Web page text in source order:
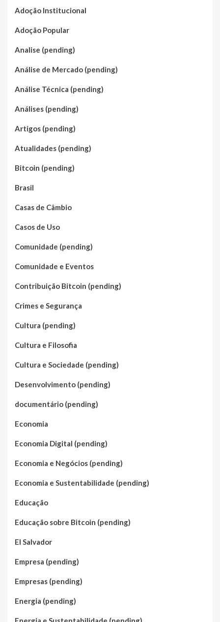
Adoção Institucional
Adoção Popular
Analise (pending)
Análise de Mercado (pending)
Análise Técnica (pending)
Análises (pending)
Artigos (pending)
Atualidades (pending)
Bitcoin (pending)
Brasil
Casas de Câmbio
Casos de Uso
Comunidade (pending)
Comunidade e Eventos
Contribuição Bitcoin (pending)
Crimes e Segurança
Cultura (pending)
Cultura e Filosofia
Cultura e Sociedade (pending)
Desenvolvimento (pending)
documentário (pending)
Economia
Economia Digital (pending)
Economia e Negócios (pending)
Economia e Sustentabilidade (pending)
Educação
Educação sobre Bitcoin (pending)
El Salvador
Empresa (pending)
Empresas (pending)
Energia (pending)